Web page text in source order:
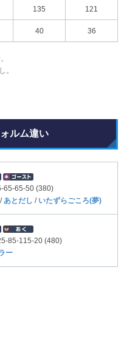
135 121
40 36
。
ルム違い
65-65-50 (380)
/ あとだし / いたずらごころ(夢)
85-115-20 (480)
ー